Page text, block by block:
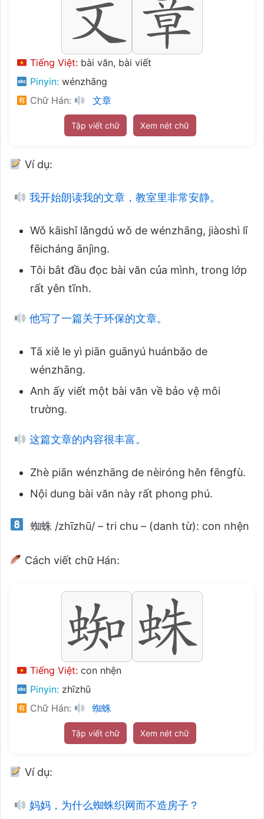
Tiếng Việt: bài văn, bài viết
Pinyin: wénzhāng
Chữ Hán:
文章
Tập viết chữ Xem nét chữ
Ví dụ:
我开始朗读我的文章，教室里非常安静。
Wǒ kāishǐ lǎngdú wǒ de wénzhāng, jiàoshì lǐ
fēicháng ānjìng.
Tôi bắt đầu đọc bài văn của mình, trong lớp
rất yên tĩnh.
他写了一篇关于环保的文章。
Tā xiě le yì piān guānyú huánbǎo de
wénzhāng.
Anh ấy viết một bài văn về bảo vệ môi
trường.
这篇文章的内容很丰富。
Zhè piān wénzhāng de nèiróng hěn fēngfù.
Nội dung bài văn này rất phong phú.
蜘蛛 /zhīzhū/ – tri chu – (danh từ): con nhện
Cách viết chữ Hán:
Tiếng Việt: con nhện
Pinyin: zhīzhū
Chữ Hán:
蜘蛛
Tập viết chữ Xem nét chữ
Ví dụ:
妈妈，为什么蜘蛛织网而不造房子？